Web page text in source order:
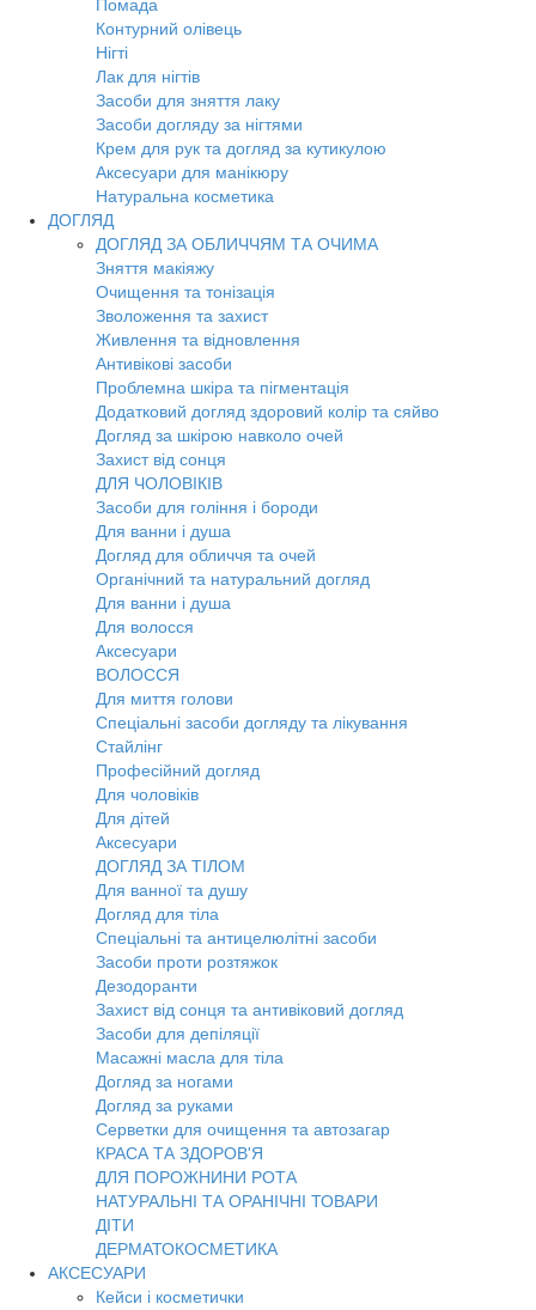
Помада
Контурний олівець
Нігті
Лак для нігтів
Засоби для зняття лаку
Засоби догляду за нігтями
Крем для рук та догляд за кутикулою
Аксесуари для манікюру
Натуральна косметика
ДОГЛЯД
ДОГЛЯД ЗА ОБЛИЧЧЯМ ТА ОЧИМА
Зняття макіяжу
Очищення та тонізація
Зволоження та захист
Живлення та відновлення
Антивікові засоби
Проблемна шкіра та пігментація
Додатковий догляд здоровий колір та сяйво
Догляд за шкірою навколо очей
Захист від сонця
ДЛЯ ЧОЛОВІКІВ
Засоби для гоління і бороди
Для ванни і душа
Догляд для обличчя та очей
Органічний та натуральний догляд
Для ванни і душа
Для волосся
Аксесуари
ВОЛОССЯ
Для миття голови
Спеціальні засоби догляду та лікування
Стайлінг
Професійний догляд
Для чоловіків
Для дітей
Аксесуари
ДОГЛЯД ЗА ТІЛОМ
Для ванної та душу
Догляд для тіла
Спеціальні та антицелюлітні засоби
Засоби проти розтяжок
Дезодоранти
Захист від сонця та антивіковий догляд
Засоби для депіляції
Масажні масла для тіла
Догляд за ногами
Догляд за руками
Серветки для очищення та автозагар
КРАСА ТА ЗДОРОВ'Я
ДЛЯ ПОРОЖНИНИ РОТА
НАТУРАЛЬНІ ТА ОРАНІЧНІ ТОВАРИ
ДІТИ
ДЕРМАТОКОСМЕТИКА
АКСЕСУАРИ
Кейси і косметички